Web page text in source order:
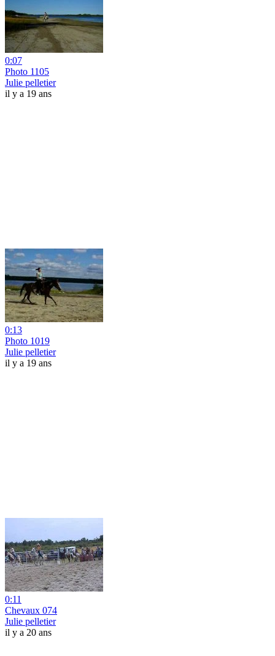
0:07
Photo 1105
Julie pelletier
il y a 19 ans
0:13
Photo 1019
Julie pelletier
il y a 19 ans
0:11
Chevaux 074
Julie pelletier
il y a 20 ans